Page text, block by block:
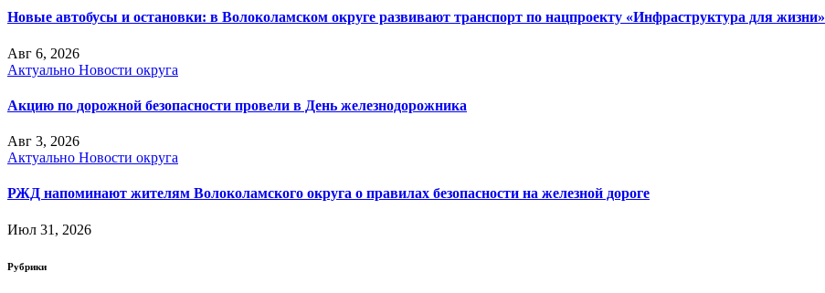
Новые автобусы и остановки: в Волоколамском округе развивают транспорт по нацпроекту «Инфраструктура для жизни»
Авг 6, 2026
Актуально Новости округа
Акцию по дорожной безопасности провели в День железнодорожника
Авг 3, 2026
Актуально Новости округа
РЖД напоминают жителям Волоколамского округа о правилах безопасности на железной дороге
Июл 31, 2026
Рубрики